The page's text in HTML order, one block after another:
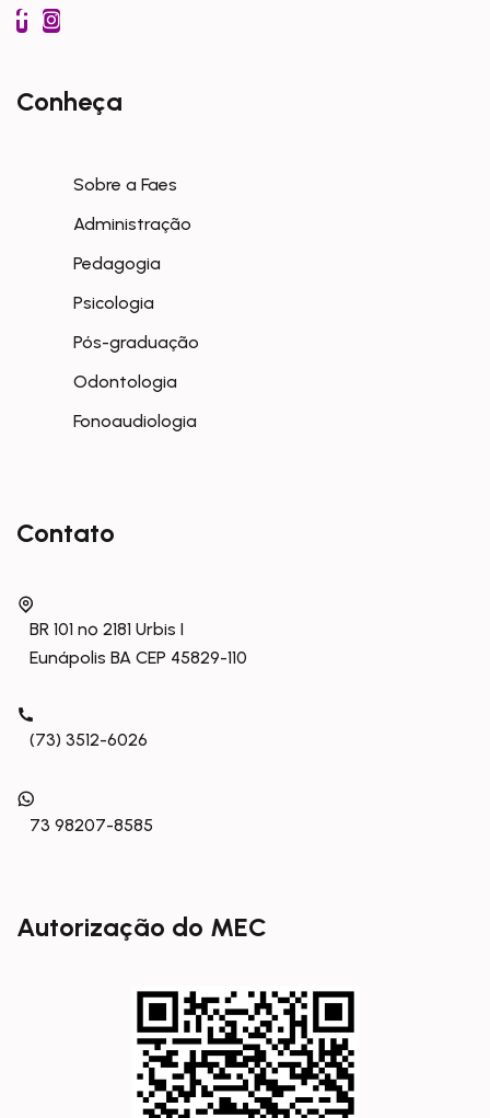
Conheça
Sobre a Faes
Administração
Pedagogia
Psicologia
Pós-graduação
Odontologia
Fonoaudiologia
Contato
BR 101 nº 2181 Urbis I
Eunápolis BA CEP 45829-110
(73) 3512-6026
73 98207-8585
Autorização do MEC